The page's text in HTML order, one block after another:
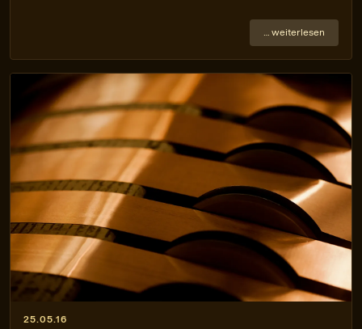
… weiterlesen
25.05.16